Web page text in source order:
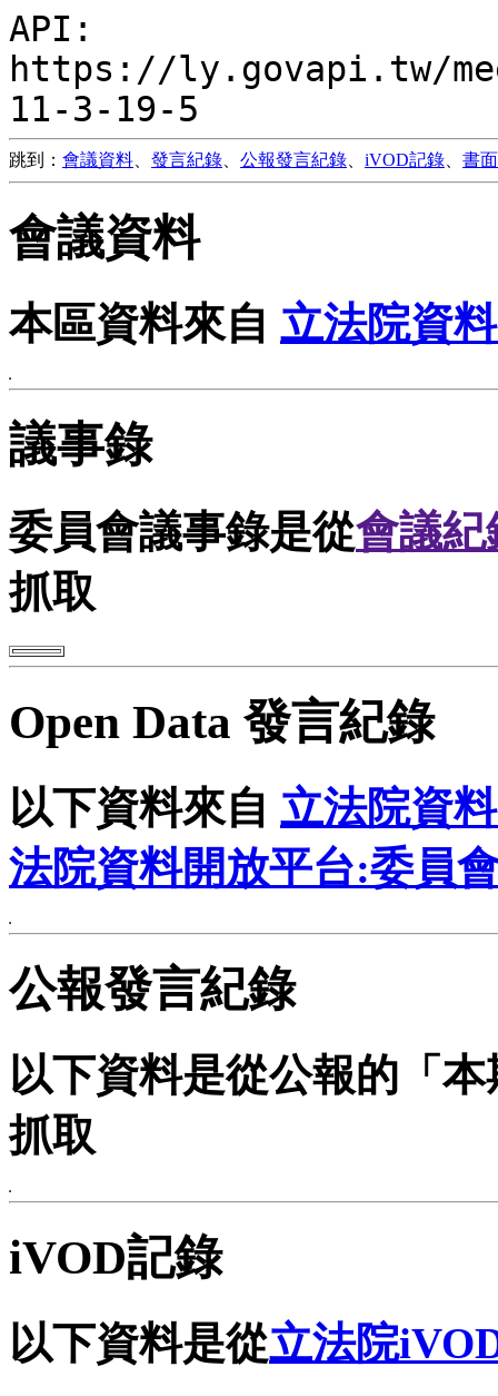
API:
https://ly.govapi.tw/meet/
11-3-19-5
跳到： 會議資料 發言紀錄 公報發言紀錄 iVOD記錄 書
會議資料
本區資料來自 立法院資
議事錄
委員會議事錄是從會議紀
抓取
Open Data 發言紀錄
以下資料來自 立法院資
法院資料開放平台:委員
公報發言紀錄
以下資料是從公報的「
抓取
iVOD記錄
以下資料是從立法院